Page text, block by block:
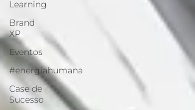
Learning
Brand
XP
Eventos
#energiahumana
Case de
Sucesso